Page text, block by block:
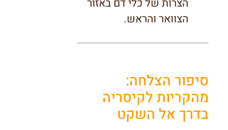
הצרות של כלי דם באזור
הצוואר והראש.
סיפור הצלחה:
מהקריות לקיסריה
בדרך אל השקט